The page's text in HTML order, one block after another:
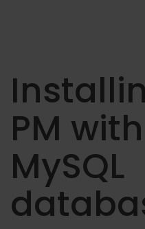
PM
MySQL